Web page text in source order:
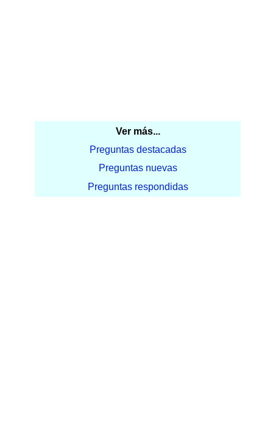
Ver más...
Preguntas destacadas
Preguntas nuevas
Preguntas respondidas